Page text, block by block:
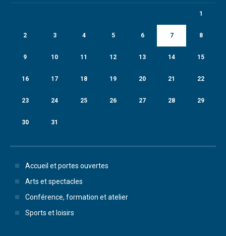
1
2 3 4 5 6 7 8
9 10 11 12 13 14 15
16 17 18 19 20 21 22
23 24 25 26 27 28 29
30 31
Accueil et portes ouvertes
Arts et spectacles
Conférence, formation et atelier
Sports et loisirs